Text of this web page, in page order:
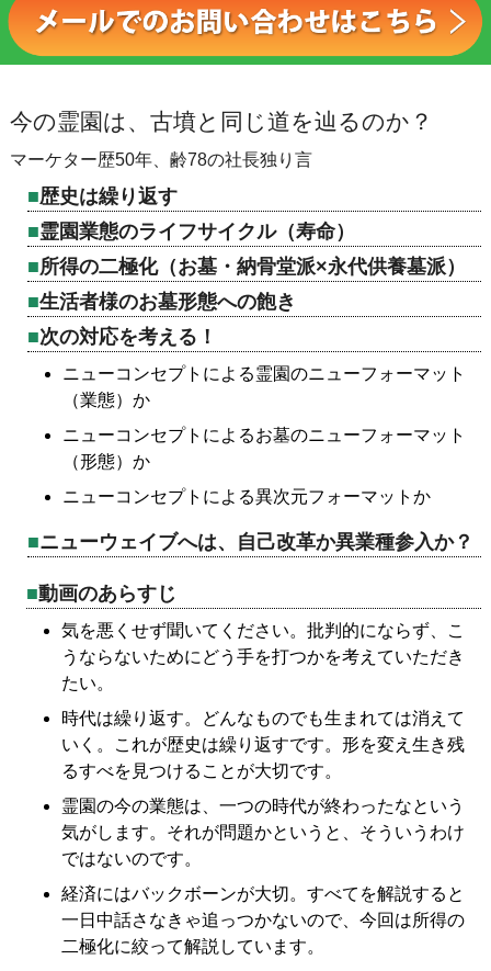
今の霊園は、古墳と同じ道を辿るのか？
マーケター歴50年、齢78の社長独り言
歴史は繰り返す
霊園業態のライフサイクル（寿命）
所得の二極化（お墓・納骨堂派×永代供養墓派）
生活者様のお墓形態への飽き
次の対応を考える！
ニューコンセプトによる霊園のニューフォーマット
（業態）か
ニューコンセプトによるお墓のニューフォーマット
（形態）か
ニューコンセプトによる異次元フォーマットか
ニューウェイブへは、自己改革か異業種参入か？
動画のあらすじ
気を悪くせず聞いてください。批判的にならず、こ
うならないためにどう手を打つかを考えていただき
たい。
時代は繰り返す。どんなものでも生まれては消えて
いく。これが歴史は繰り返すです。形を変え生き残
るすべを見つけることが大切です。
霊園の今の業態は、一つの時代が終わったなという
気がします。それが問題かというと、そういうわけ
ではないのです。
経済にはバックボーンが大切。すべてを解説すると
一日中話さなきゃ追っつかないので、今回は所得の
二極化に絞って解説しています。